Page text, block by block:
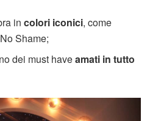
incolori iconici, come
Shame;
dei must haveamati in tutto